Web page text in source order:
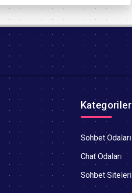
Kategoriler
Sohbet Odaları
Chat Odaları
Sohbet Siteleri